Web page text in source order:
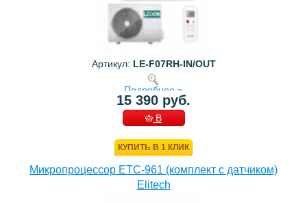
Артикул: LE-F07RH-IN/OUT
Подробнее »
15 390 руб.
В
КУПИТЬ В 1 КЛИК
Микропроцессор ETC-961 (комплект c датчиком)
Elitech